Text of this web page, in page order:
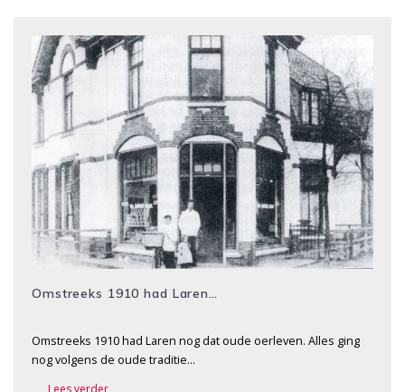
Omstreeks 1910 had Laren…
Omstreeks 1910 had Laren nog dat oude oerleven. Alles ging
nog volgens de oude traditie…